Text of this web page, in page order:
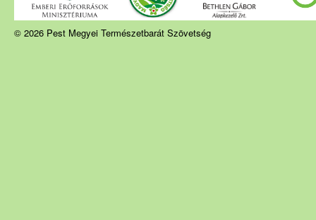
Tárgy*
© 2026 Pest Megyei Természetbarát Szövetség